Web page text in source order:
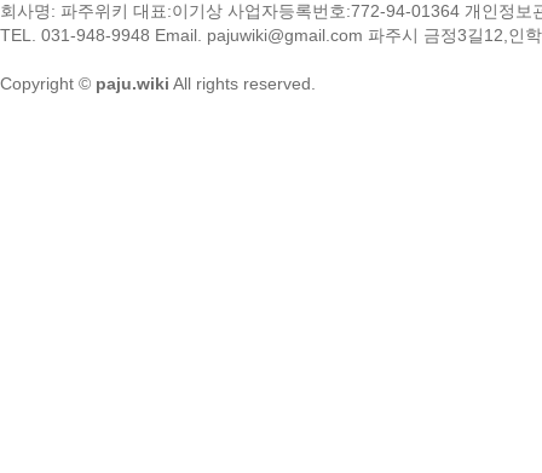
회사명: 파주위키 대표:이기상 사업자등록번호:772-94-01364 개인정보
TEL. 031-948-9948 Email. pajuwiki@gmail.com 파주시 금정3길12,인
Copyright © paju.wiki All rights reserved.